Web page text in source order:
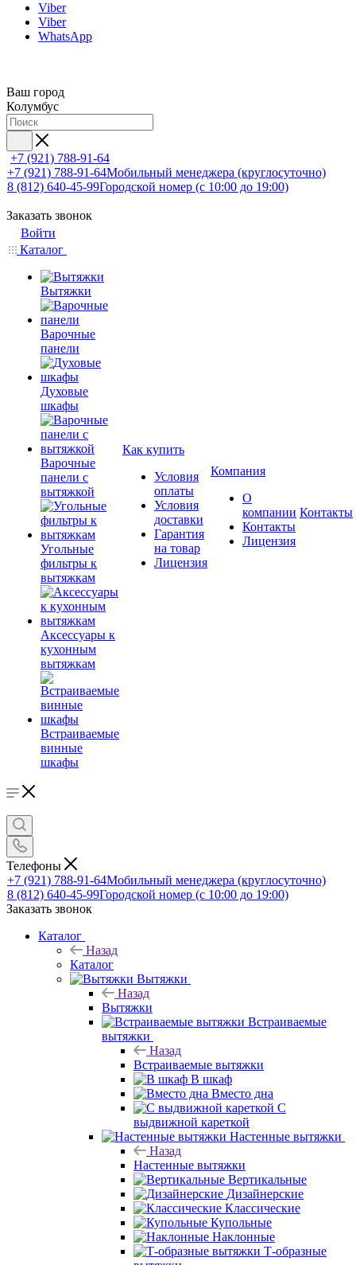
Viber
Viber
WhatsApp
Ваш город
Колумбус
+7 (921) 788-91-64
+7 (921) 788-91-64Мобильный менеджера (круглосуточно)
8 (812) 640-45-99Городской номер (с 10:00 до 19:00)
Заказать звонок
Войти
Каталог
Вытяжки
Варочные
панели
Духовые
шкафы
Варочные
панели с
вытяжкой
Угольные
фильтры к
вытяжкам
Аксессуары к
кухонным
вытяжкам
Встраиваемые
винные
шкафы
Как купить
Условия
оплаты
Условия
доставки
Гарантия
на товар
Лицензия
Компания
О
компании
Контакты
Лицензия
Контакты
Телефоны
+7 (921) 788-91-64Мобильный менеджера (круглосуточно)
8 (812) 640-45-99Городской номер (с 10:00 до 19:00)
Заказать звонок
Каталог
Назад
Каталог
Вытяжки
Назад
Вытяжки
Встраиваемые
вытяжки
Назад
Встраиваемые вытяжки
В шкаф
Вместо дна
С
выдвижной кареткой
Настенные вытяжки
Назад
Настенные вытяжки
Вертикальные
Дизайнерские
Классические
Купольные
Наклонные
Т-образные